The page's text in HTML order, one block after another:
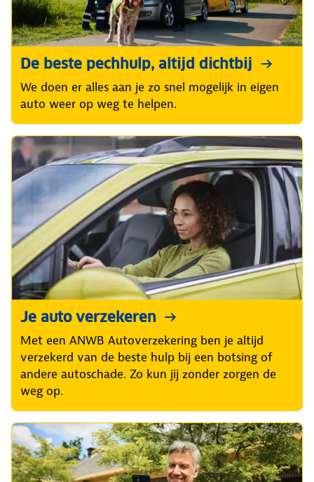
De beste pechhulp, altijd dichtbij
We doen er alles aan je zo snel mogelijk in eigen
auto weer op weg te helpen.
Je auto verzekeren
Met een ANWB Autoverzekering ben je altijd
verzekerd van de beste hulp bij een botsing of
andere autoschade. Zo kun jij zonder zorgen de
weg op.